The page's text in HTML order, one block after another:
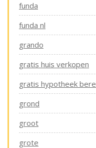
funda
funda nl
grando
gratis huis verkopen
gratis hypotheek
grond
groot
grote